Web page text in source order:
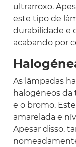
ultrarroxo.
este tipo de
durabilidade e
acabando por
As lâmpadas
halogéneos da
e o bromo.
amarelada e
Apesar disso,